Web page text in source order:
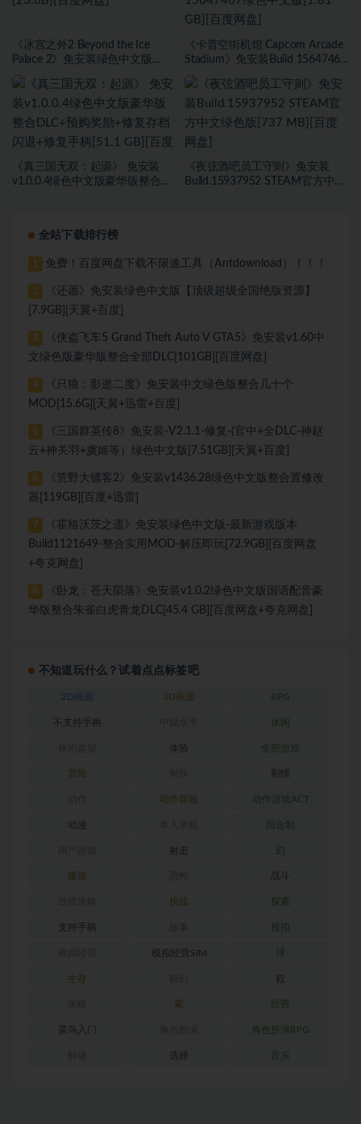
《冰宫之外2 Beyond the Ice
Palace 2》免安装绿色中文版
《卡普空街机馆 Capcom Arcade
Stadium》免安装Build 15647467
《真三国无双：起源》 免安装
v1.0.0.4绿色中文版豪华版整合
《夜弦酒吧员工守则》免安装
Build.15937952 STEAM官方中文
全站下载排行榜
1 免费！百度网盘下载不限速工具（Antdownload）！！！
2
《还愿》免安装绿色中文版【顶级超级全国绝版资源】
[7.9GB][天翼+百度]
3
《侠盗飞车5 Grand Theft Auto V GTA5》免安装v1.60中
文绿色版豪华版整合全部DLC[101GB][百度网盘]
4
《只狼：影逝二度》免安装中文绿色版整合几十个
MOD[15.6G][天翼+迅雷+百度]
5
《三国群英传8》免安装-V2.1.1-修复-(官中+全DLC-神赵
云+神关羽+虞姬等）绿色中文版[7.51GB][天翼+百度]
6
《荒野大镖客2》免安装v1436.28绿色中文版整合置修改
器[119GB][百度+迅雷]
7
《霍格沃茨之遗》免安装绿色中文版-最新游戏版本
Build1121649-整合实用MOD-解压即玩[72.9GB][百度网盘
+夸克网盘]
8
《卧龙：苍天陨落》免安装v1.0.2绿色中文版国语配音豪
华版整合朱雀白虎青龙DLC[45.4 GB][百度网盘+夸克网盘]
不知道玩什么？试着点点标签吧
2D画面 3D画面 RPG
不支持手柄 休闲
体验 全部游戏
冒险 剧情
动作冒险 动作游戏ACT
动漫 回合制
射击 幻
建造 战斗
挑战 探索
支持手柄 模拟
模拟经营SIM 球
生存 程
索 经营
菜鸟入门 角色扮演RPG
选择 音乐